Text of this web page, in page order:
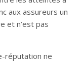
aux assureurs un
et n’est pas
réputation ne